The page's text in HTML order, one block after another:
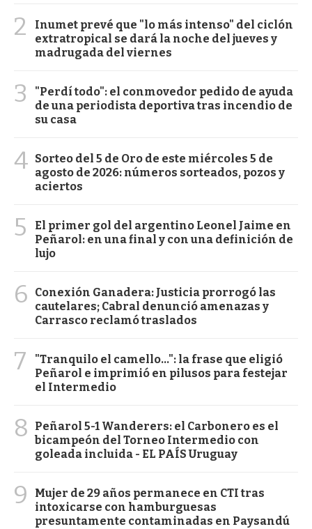
2
Inumet prevé que "lo más intenso" del ciclón
extratropical se dará la noche del jueves y
madrugada del viernes
3
"Perdí todo": el conmovedor pedido de ayuda
de una periodista deportiva tras incendio de
su casa
4 Sorteo del 5 de Oro de este miércoles 5 de
agosto de 2026: números sorteados, pozos y
aciertos
5
El primer gol del argentino Leonel Jaime en
Peñarol: en una final y con una definición de
lujo
6
Conexión Ganadera: Justicia prorrogó las
cautelares; Cabral denunció amenazas y
Carrasco reclamó traslados
7
"Tranquilo el camello...": la frase que eligió
Peñarol e imprimió en pilusos para festejar
el Intermedio
8
Peñarol 5-1 Wanderers: el Carbonero es el
bicampeón del Torneo Intermedio con
goleada incluida - EL PAÍS Uruguay
9
Mujer de 29 años permanece en CTI tras
intoxicarse con hamburguesas
presuntamente contaminadas en Paysandú